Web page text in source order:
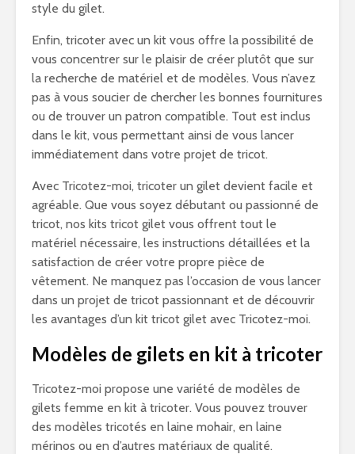
style du gilet.
Enfin, tricoter avec un kit vous offre la possibilité de
vous concentrer sur le plaisir de créer plutôt que sur
la recherche de matériel et de modèles. Vous n’avez
pas à vous soucier de chercher les bonnes fournitures
ou de trouver un patron compatible. Tout est inclus
dans le kit, vous permettant ainsi de vous lancer
immédiatement dans votre projet de tricot.
Avec Tricotez-moi, tricoter un gilet devient facile et
agréable. Que vous soyez débutant ou passionné de
tricot, nos kits tricot gilet vous offrent tout le
matériel nécessaire, les instructions détaillées et la
satisfaction de créer votre propre pièce de
vêtement. Ne manquez pas l’occasion de vous lancer
dans un projet de tricot passionnant et de découvrir
les avantages d’un kit tricot gilet avec Tricotez-moi.
Modèles de gilets en kit à tricoter
Tricotez-moi propose une variété de modèles de
gilets femme en kit à tricoter. Vous pouvez trouver
des modèles tricotés en laine mohair, en laine
mérinos ou en d’autres matériaux de qualité.